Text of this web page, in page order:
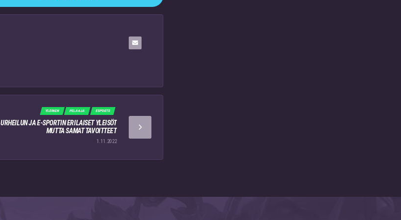
ESPORTS
PELAAJA
YLEINEN
URHEILUN JA E-SPORTIN ERILAISET YLEISÖT
MUTTA SAMAT TAVOITTEET
1.11.2022